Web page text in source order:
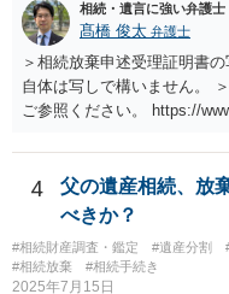
相続・遺言に強い弁護士
髙橋 俊太 弁護士
＞相続放棄申述受理証明書
自体は写しで構いません。
ご参照ください。 https://
4
父の遺産相続、放
べきか？
#相続財産調査・鑑定 #遺産分割
#相続放棄
#相続手続き
2025年7月15日